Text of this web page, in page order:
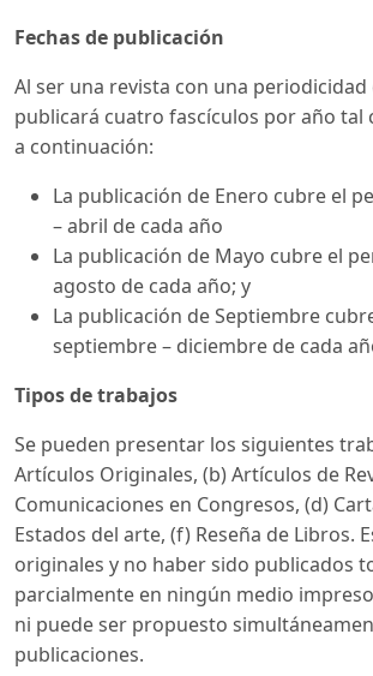
Fechas de publicación
Al ser una revista con una
publicará cuatro fascículos por año tal
a continuación:
La publicación de Enero cubre el
– abril de cada año
La publicación de Mayo cubre el
agosto de cada año; y
La publicación de Septiembre
septiembre – diciembre de cada
Tipos de trabajos
Se pueden presentar los siguientes
Artículos Originales, (b) Artículos de
Comunicaciones en Congresos, (d)
Estados del arte, (f) Reseña de Libros.
originales y no haber sido publicados
parcialmente en ningún medio
ni puede ser propuesto
publicaciones.